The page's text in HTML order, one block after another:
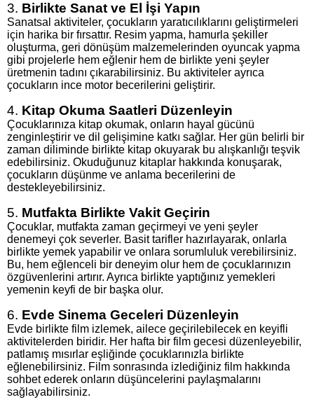
3. Birlikte Sanat ve El İşi Yapın
Sanatsal aktiviteler, çocukların yaratıcılıklarını geliştirmeleri
için harika bir fırsattır. Resim yapma, hamurla şekiller
oluşturma, geri dönüşüm malzemelerinden oyuncak yapma
gibi projelerle hem eğlenir hem de birlikte yeni şeyler
üretmenin tadını çıkarabilirsiniz. Bu aktiviteler ayrıca
çocukların ince motor becerilerini geliştirir.
4. Kitap Okuma Saatleri Düzenleyin
Çocuklarınıza kitap okumak, onların hayal gücünü
zenginleştirir ve dil gelişimine katkı sağlar. Her gün belirli bir
zaman diliminde birlikte kitap okuyarak bu alışkanlığı teşvik
edebilirsiniz. Okuduğunuz kitaplar hakkında konuşarak,
çocukların düşünme ve anlama becerilerini de
destekleyebilirsiniz.
5. Mutfakta Birlikte Vakit Geçirin
Çocuklar, mutfakta zaman geçirmeyi ve yeni şeyler
denemeyi çok severler. Basit tarifler hazırlayarak, onlarla
birlikte yemek yapabilir ve onlara sorumluluk verebilirsiniz.
Bu, hem eğlenceli bir deneyim olur hem de çocuklarınızın
özgüvenlerini artırır. Ayrıca birlikte yaptığınız yemekleri
yemenin keyfi de bir başka olur.
6. Evde Sinema Geceleri Düzenleyin
Evde birlikte film izlemek, ailece geçirilebilecek en keyifli
aktivitelerden biridir. Her hafta bir film gecesi düzenleyebilir,
patlamış mısırlar eşliğinde çocuklarınızla birlikte
eğlenebilirsiniz. Film sonrasında izlediğiniz film hakkında
sohbet ederek onların düşüncelerini paylaşmalarını
sağlayabilirsiniz.